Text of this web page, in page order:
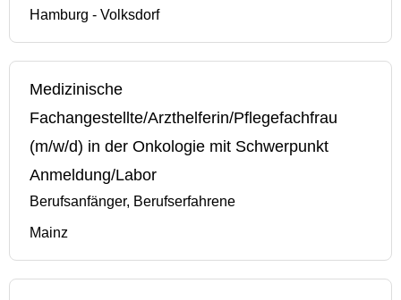
Hamburg - Volksdorf
Medizinische
Fachangestellte/Arzthelferin/Pflegefachfrau
(m/w/d) in der Onkologie mit Schwerpunkt
Anmeldung/Labor
Berufsanfänger, Berufserfahrene
Mainz